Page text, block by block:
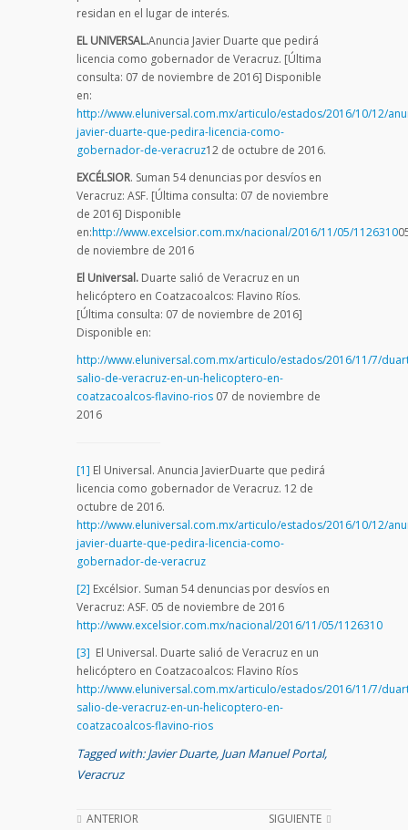
residan en el lugar de interés.
EL UNIVERSAL.Anuncia Javier Duarte que pedirá
licencia como gobernador de Veracruz. [Última
consulta: 07 de noviembre de 2016] Disponible
en:
http://www.eluniversal.com.mx/articulo/estados/2016/10/12/
javier-duarte-que-pedira-licencia-como-
gobernador-de-veracruz12 de octubre de 2016.
EXCÉLSIOR. Suman 54 denuncias por desvíos en
Veracruz: ASF. [Última consulta: 07 de noviembre
de 2016] Disponible
en:http://www.excelsior.com.mx/nacional/2016/11/05/1126310
de noviembre de 2016
El Universal. Duarte salió de Veracruz en un
helicóptero en Coatzacoalcos: Flavino Ríos.
[Última consulta: 07 de noviembre de 2016]
Disponible en:
http://www.eluniversal.com.mx/articulo/estados/2016/11/7/
salio-de-veracruz-en-un-helicoptero-en-
coatzacoalcos-flavino-rios 07 de noviembre de
2016
[1] El Universal. Anuncia JavierDuarte que pedirá
licencia como gobernador de Veracruz. 12 de
octubre de 2016.
http://www.eluniversal.com.mx/articulo/estados/2016/10/12/
javier-duarte-que-pedira-licencia-como-
gobernador-de-veracruz
[2] Excélsior. Suman 54 denuncias por desvíos en
Veracruz: ASF. 05 de noviembre de 2016
http://www.excelsior.com.mx/nacional/2016/11/05/1126310
[3] El Universal. Duarte salió de Veracruz en un
helicóptero en Coatzacoalcos: Flavino Ríos
http://www.eluniversal.com.mx/articulo/estados/2016/11/7/
salio-de-veracruz-en-un-helicoptero-en-
coatzacoalcos-flavino-rios
Tagged with: Javier Duarte, Juan Manuel Portal,
Veracruz
ANTERIOR SIGUIENTE